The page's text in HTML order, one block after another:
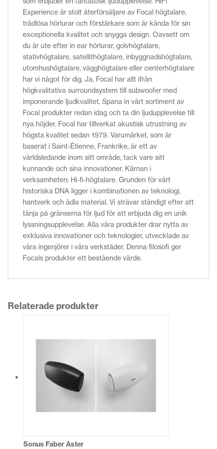
Experience är stolt återförsäljare av Focal högtalare,
trådlösa hörlurar och förstärkare som är kända för sin
exceptionella kvalitet och snygga design. Oavsett om
du är ute efter in ear hörlurar, golvhögtalare,
stativhögtalare, satellithögtalare, inbyggnadshögtalare,
utomhushögtalare, vägghögtalare eller centerhögtalare
har vi något för dig. Ja, Focal har allt ifrån
högkvalitativa surroundsystem till subwoofer med
imponerande ljudkvalitet. Spana in vårt sortiment av
Focal produkter redan idag och ta din ljudupplevelse till
nya höjder. Focal har tillverkat akustisk utrustning av
högsta kvalitet sedan 1979. Varumärket, som är
baserat i Saint-Étienne, Frankrike, är ett av
världsledande inom sitt område, tack vare sitt
kunnande och sina innovationer. Kärnan i
verksamheten: Hi-fi-högtalare. Grunden för vårt
historiska DNA ligger i kombinationen av teknologi,
hantverk och ädla material. Vi strävar ständigt efter att
tänja på gränserna för ljud för att erbjuda dig en unik
lyssningsupplevelse. Alla våra produkter drar nytta av
exklusiva innovationer och teknologier, utvecklade av
våra ingenjörer i våra verkstäder. Denna filosofi ger
Focals produkter ett bestående värde.
Relaterade produkter
Sonus Faber Aster